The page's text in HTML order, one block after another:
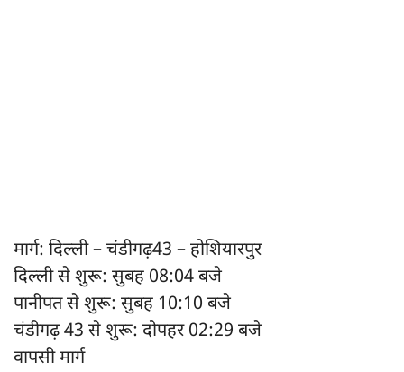
मार्ग: दिल्ली – चंडीगढ़43 – होशियारपुर
दिल्ली से शुरू: सुबह 08:04 बजे
पानीपत से शुरू: सुबह 10:10 बजे
चंडीगढ़ 43 से शुरू: दोपहर 02:29 बजे
वापसी मार्ग